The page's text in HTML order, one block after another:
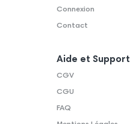
Connexion
Contact
Aide et Support
CGV
CGU
FAQ